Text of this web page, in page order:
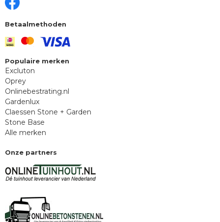
Betaalmethoden
Populaire merken
Excluton
Oprey
Onlinebestrating.nl
Gardenlux
Claessen Stone + Garden
Stone Base
Alle merken
Onze partners